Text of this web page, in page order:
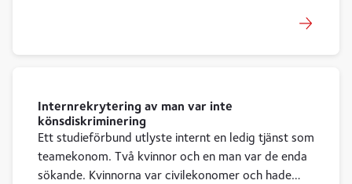
Internrekrytering av man var inte
könsdiskriminering
Ett studieförbund utlyste internt en ledig tjänst som
teamekonom. Två kvinnor och en man var de enda
sökande. Kvinnorna var civilekonomer och hade